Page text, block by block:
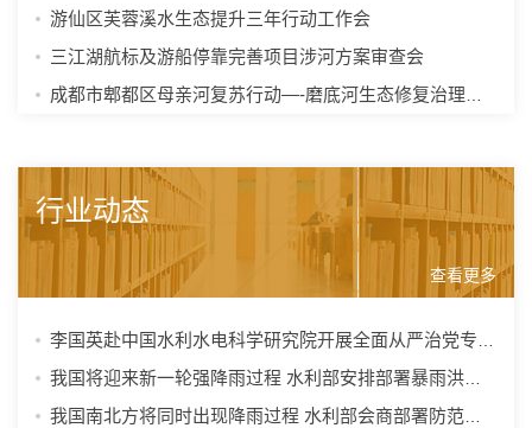
游仙区芙蓉溪水生态提升三年行动工作会
三江湖航标及游船停靠完善项目涉河方案审查会
成都市郫都区母亲河复苏行动—-磨底河生态修复治理项目初步设计审查会
行业动态
查看更多
李国英赴中国水利水电科学研究院开展全面从严治党专题调研
我国将迎来新一轮强降雨过程 水利部安排部署暴雨洪水防御工作
我国南北方将同时出现降雨过程 水利部会商部署防范应对工作